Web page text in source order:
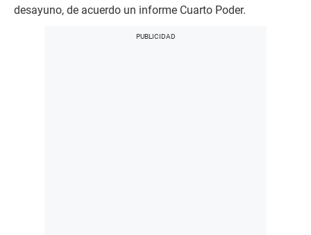
desayuno, de acuerdo un informe Cuarto Poder.